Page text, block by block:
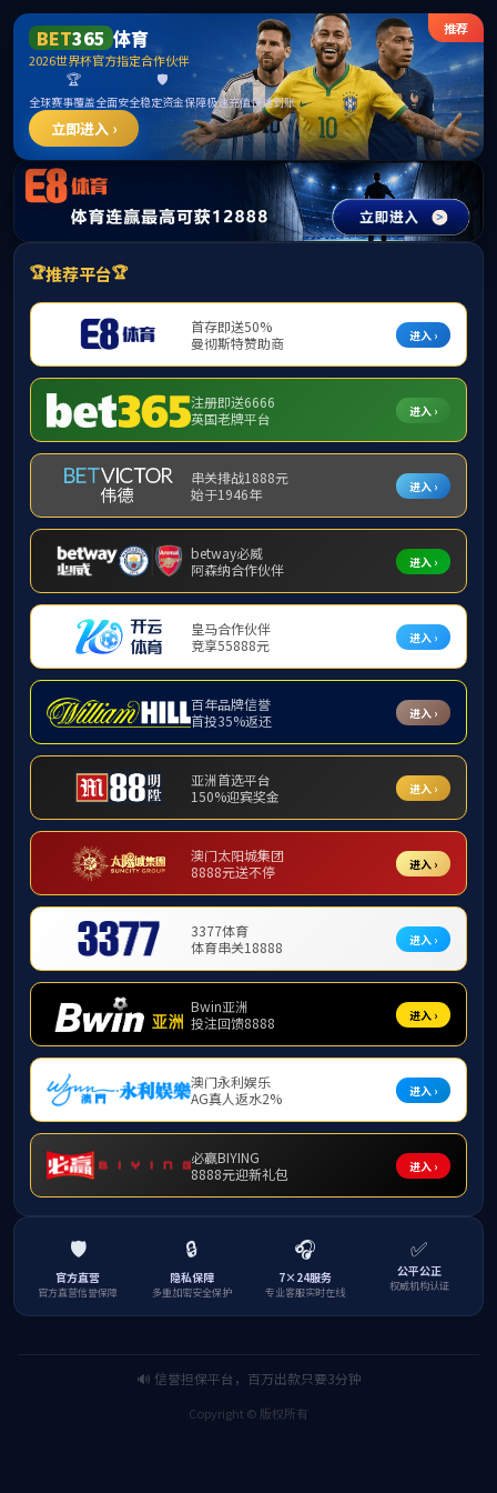
点点官网 - 点点在线登录入口
网站首页 公交概况 公交动态
2026年8月10日 星期一 农历五月初五
当前位置： 首页>公交服务 > 失物招领
公交服务
点点在线登录入口
失物招领
下载中心